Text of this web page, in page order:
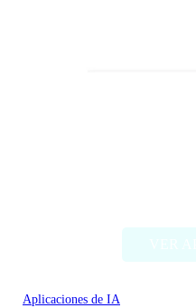
Aplicaciones de IA